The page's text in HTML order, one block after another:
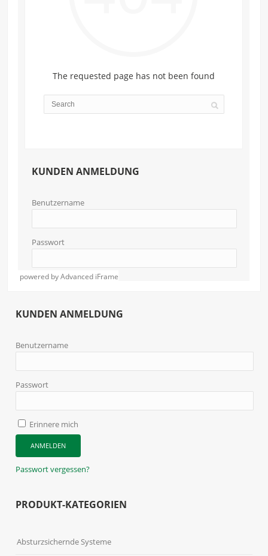
powered by Advanced iFrame
KUNDEN ANMELDUNG
Benutzername
Passwort
Erinnere mich
Passwort vergessen?
PRODUKT-KATEGORIEN
Absturzsichernde Systeme